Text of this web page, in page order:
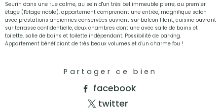
Seurin dans une rue calme, au sein d'un très bel immeuble pierre, au premier
étage (l'étage noble), appartement comprenant une entrée, magnifique salon
avec prestations anciennes conservées ouvrant sur balcon filant, cuisine ouvrant
sur terrasse confidentielle, deux chambres dont une avec salle de bains et
toilette, salle de bains et toilette indépendant. Possibilité de parking.
Appartement bénéficiant de très beaux volumes et d'un charme fou !
Partager ce bien
facebook
twitter